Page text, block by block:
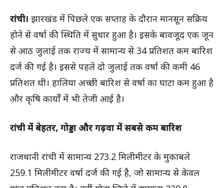
रांची। झारखंड में पिछले एक सप्ताह के दौरान मानसून सक्रिय
होने से वर्षा की स्थिति में सुधार हुआ है। इसके बावजूद एक जून
से आठ जुलाई तक राज्य में सामान्य से 34 प्रतिशत कम बारिश
दर्ज की गई है। इससे पहले दो जुलाई तक वर्षा की कमी 46
प्रतिशत थी। हालिया अच्छी बारिश से वर्षा का घाटा कम हुआ है
और कृषि कार्यों में भी तेजी आई है।
रांची में बेहतर, गोड्डा और गढ़वा में सबसे कम बारिश
राजधानी रांची में सामान्य 273.2 मिलीमीटर के मुकाबले
259.1 मिलीमीटर वर्षा दर्ज की गई है, जो सामान्य से केवल